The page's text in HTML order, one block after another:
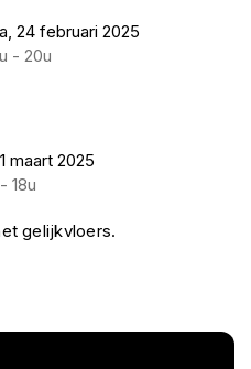
24 februari 2025
- 20u
maart 2025
18u
gelijkvloers.